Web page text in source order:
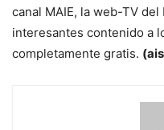
canal MAIE, la web-TV
interesantes contenido a
completamente gratis.